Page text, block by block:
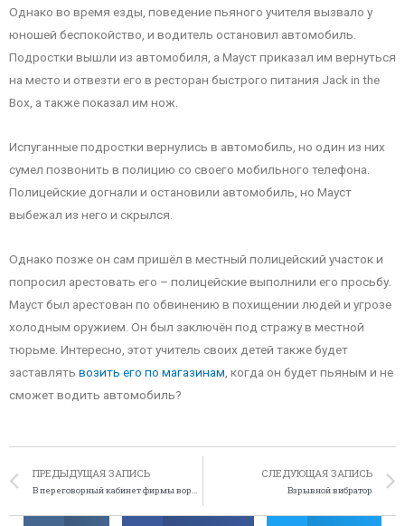
Однако во время езды, поведение пьяного учителя вызвало у
юношей беспокойство, и водитель остановил автомобиль.
Подростки вышли из автомобиля, а Мауст приказал им вернуться
на место и отвезти его в ресторан быстрого питания Jack in the
Box, а также показал им нож.
Испуганные подростки вернулись в автомобиль, но один из них
сумел позвонить в полицию со своего мобильного телефона.
Полицейские догнали и остановили автомобиль, но Мауст
выбежал из него и скрылся.
Однако позже он сам пришёл в местный полицейский участок и
попросил арестовать его – полицейские выполнили его просьбу.
Мауст был арестован по обвинению в похищении людей и угрозе
холодным оружием. Он был заключён под стражу в местной
тюрьме. Интересно, этот учитель своих детей также будет
заставлять возить его по магазинам , когда он будет пьяным и не
сможет водить автомобиль?
ПРЕДЫДУЩАЯ ЗАПИСЬ
В переговорный кабинет фирмы ворвалась утка
СЛЕДУЮЩАЯ ЗАПИСЬ
Взрывной вибратор